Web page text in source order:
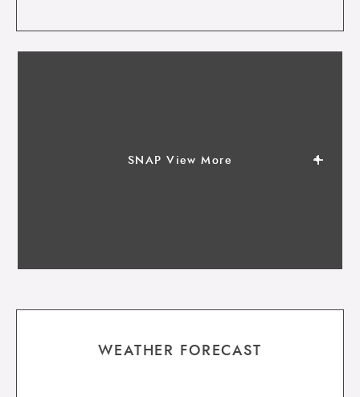
SNAP View More
WEATHER FORECAST